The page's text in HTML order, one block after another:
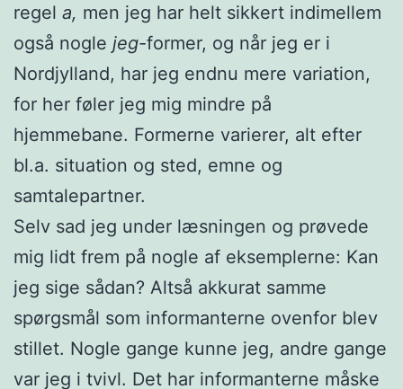
regel a, men jeg har helt sikkert indimellem
også nogle jeg-former, og når jeg er i
Nordjylland, har jeg endnu mere variation,
for her føler jeg mig mindre på
hjemmebane. Formerne varierer, alt efter
bl.a. situation og sted, emne og
samtalepartner.
Selv sad jeg under læsningen og prøvede
mig lidt frem på nogle af eksemplerne: Kan
jeg sige sådan? Altså akkurat samme
spørgsmål som informanterne ovenfor blev
stillet. Nogle gange kunne jeg, andre gange
var jeg i tvivl. Det har informanterne måske